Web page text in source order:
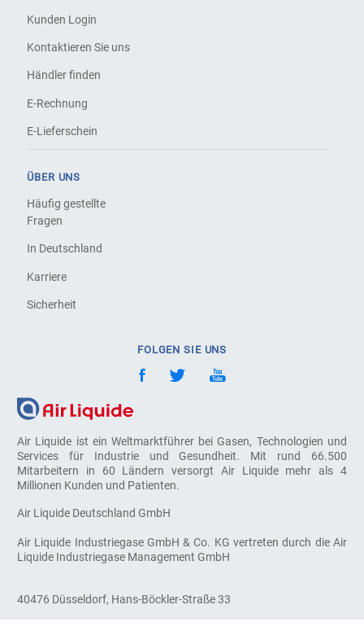
Air Liquide ist ein Weltmarktführer bei Gasen, Technologien und
Services für Industrie und Gesundheit. Mit rund 66.500
Mitarbeitern in 60 Ländern versorgt Air Liquide mehr als 4
Millionen Kunden und Patienten.
Air Liquide Deutschland GmbH
Air Liquide Industriegase GmbH & Co. KG vertreten durch die Air
Liquide Industriegase Management GmbH
40476 Düsseldorf, Hans-Böckler-Straße 33
Kunden Login
Kontaktieren Sie uns
Händler finden
E-Rechnung
E-Lieferschein
ÜBER UNS
Häufig gestellte
Fragen
In Deutschland
Karriere
Sicherheit
FOLGEN SIE UNS